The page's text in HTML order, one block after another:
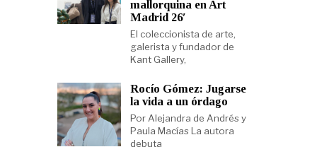
mallorquina en Art
Madrid 26′
El coleccionista de arte,
galerista y fundador de
Kant Gallery,
Rocío Gómez: Jugarse
la vida a un órdago
Por Alejandra de Andrés y
Paula Macías La autora
debuta